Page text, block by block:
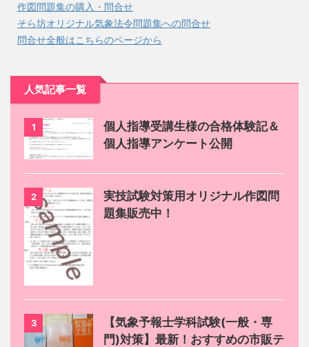
作図問題集の購入・問合せ
そら坊オリジナル気象法令問題集への問合せ
問合せ全般はこちらのページから
人気記事一覧
1
個人指導受講生様の合格体験記＆
個人指導アンケート公開
2
実技試験対策用オリジナル作図問
題集販売中！
3
【気象予報士学科試験(一般・専
門)対策】最新！おすすめの市販テ